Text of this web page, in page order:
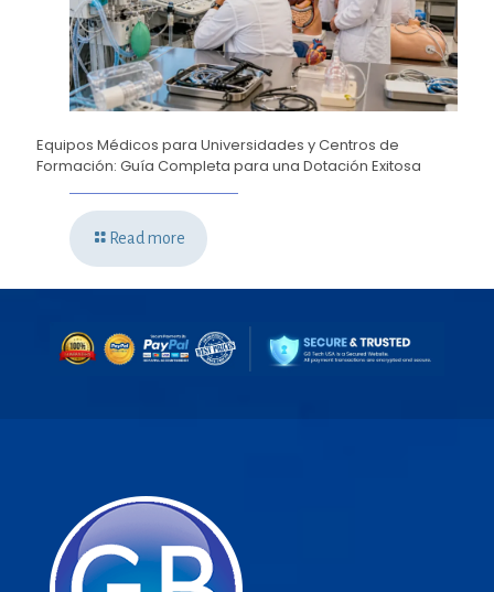
Equipos Médicos para Universidades y Centros de
Formación: Guía Completa para una Dotación Exitosa
Read more